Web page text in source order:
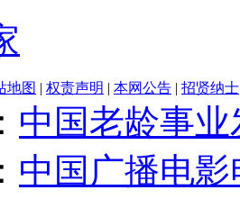
地图 | 权责声明 | 本网公告 | 招贤纳士
中国老龄事
中国广播电